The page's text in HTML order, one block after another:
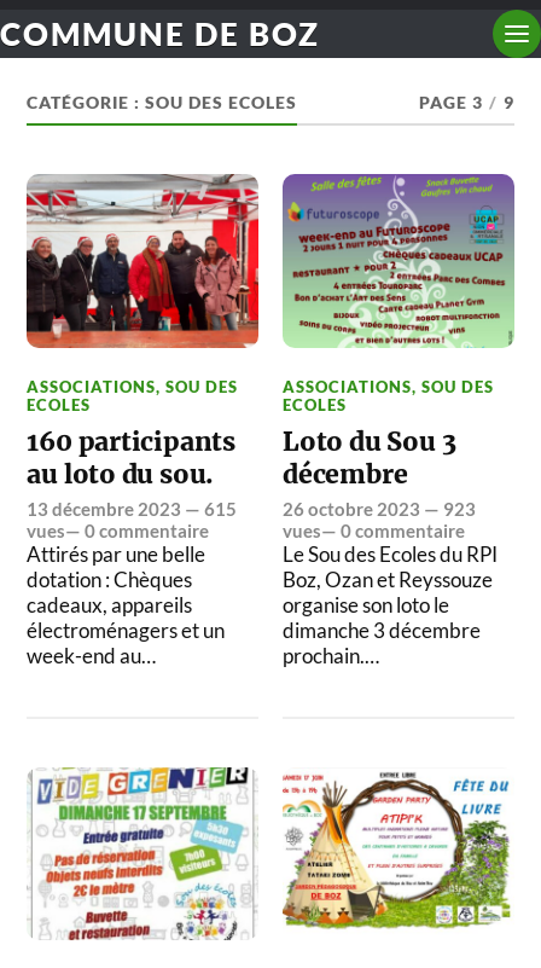
COMMUNE DE BOZ
CATÉGORIE :SOU DES ECOLES PAGE 3 / 9
ASSOCIATIONS,SOU DES
ECOLES
160 participants
au loto du sou.
13 décembre 2023 — 615
vues—0 commentaire
Attirés par une belle
dotation : Chèques
cadeaux, appareils
électroménagers et un
week-end au…
ASSOCIATIONS,SOU DES
ECOLES
Loto du Sou 3
décembre
26 octobre 2023 — 923
vues—0 commentaire
Le Sou des Ecoles du RPI
Boz, Ozan et Reyssouze
organise son loto le
dimanche 3 décembre
prochain.…